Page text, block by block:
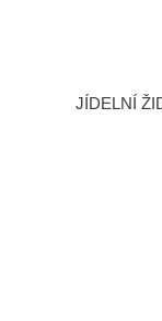
JÍDELNÍ